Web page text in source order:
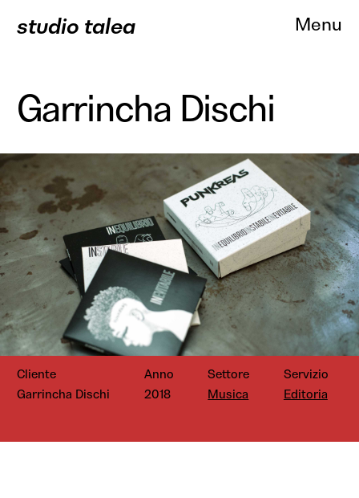
studio talea Menu
About
Progetti
Servizi
Branding Comunicazione Web
Clienti
Contatti
Garrincha Dischi
Cliente
Garrincha Dischi
Anno
2018
Settore
Musica
Servizio
Editoria